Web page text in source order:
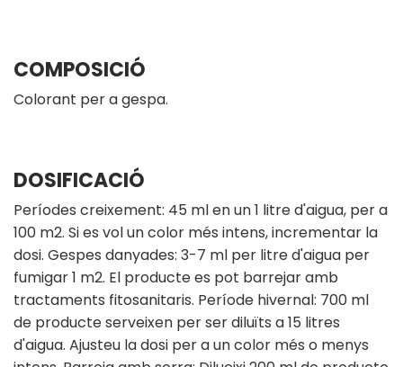
COMPOSICIÓ
Colorant per a gespa.
DOSIFICACIÓ
Períodes creixement: 45 ml en un 1 litre d'aigua, per a
100 m2. Si es vol un color més intens, incrementar la
dosi. Gespes danyades: 3-7 ml per litre d'aigua per
fumigar 1 m2. El producte es pot barrejar amb
tractaments fitosanitaris. Període hivernal: 700 ml
de producte serveixen per ser diluïts a 15 litres
d'aigua. Ajusteu la dosi per a un color més o menys